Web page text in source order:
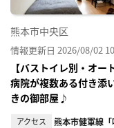
熊本市中央区
情報更新日 2026/08/02
【バストイレ別・オ
病院が複数ある付き添
きの御部屋♪
アクセス 熊本市健軍線